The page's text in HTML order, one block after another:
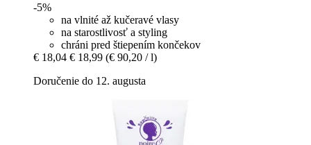
-5%
na vlnité až kučeravé vlasy
na starostlivosť a styling
chráni pred štiepením končekov
€ 18,04 € 18,99 (€ 90,20 / l)
Doručenie do 12. augusta